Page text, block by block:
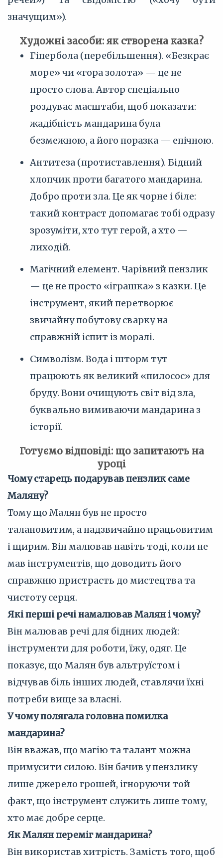
значущим»).
Художні засоби: як створена казка?
Гіпербола (перебільшення). «Безкрає
море» чи «гора золота» — це не
просто слова. Автор спеціально
роздуває масштаби, щоб показати:
жадібність мандарина була
безмежною, а його поразка — епічною.
Антитеза (протиставлення). Бідний
хлопчик проти багатого мандарина.
Добро проти зла. Це як чорне і біле:
такий контраст допомагає тобі одразу
зрозуміти, хто тут герой, а хто —
лиходій.
Магічний елемент. Чарівний пензлик
— це не просто «іграшка» з казки. Це
інструмент, який перетворює
звичайну побутову сварку на
справжній іспит із моралі.
Символізм. Вода і шторм тут
працюють як великий «пилосос» для
бруду. Вони очищують світ від зла,
буквально вимиваючи мандарина з
історії.
Готуємо відповіді: що запитають на
уроці
Чому старець подарував пензлик саме
Маляну?
Тому що Малян був не просто
талановитим, а надзвичайно працьовитим
і щирим. Він малював навіть тоді, коли не
мав інструментів, що доводить його
справжню пристрасть до мистецтва та
чистоту серця.
Які перші речі намалював Малян і чому?
Він малював речі для бідних людей:
інструменти для роботи, їжу, одяг. Це
показує, що Малян був альтруїстом і
відчував біль інших людей, ставлячи їхні
потреби вище за власні.
У чому полягала головна помилка
мандарина?
Він вважав, що магію та талант можна
примусити силою. Він бачив у пензлику
лише джерело грошей, ігноруючи той
факт, що інструмент служить лише тому,
хто має добре серце.
Як Малян переміг мандарина?
Він використав хитрість. Замість того, щоб